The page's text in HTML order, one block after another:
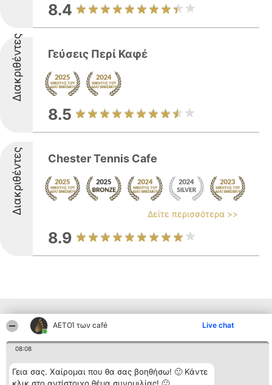
ΑΕΤΟΊ των café Live chat
08:08
Γεια σας. Χαίρομαι που θα σας βοηθήσω! 🙂 Κάντε
8.4
Διακριθέντες Γεύσεις Περί Καφέ
8.5
Διακριθέντες Chester Tennis Cafe
Δείτε περισσότερα >>
8.9
Παρόμοιες επιχειρήσεις απο άλλες
περιοχές
Διοργανωτής της Κατάταξη